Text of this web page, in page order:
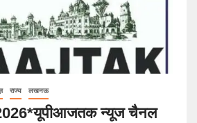
राज्य लखनऊ
न्यूज चैनल